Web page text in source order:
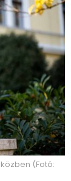
(Fotó: